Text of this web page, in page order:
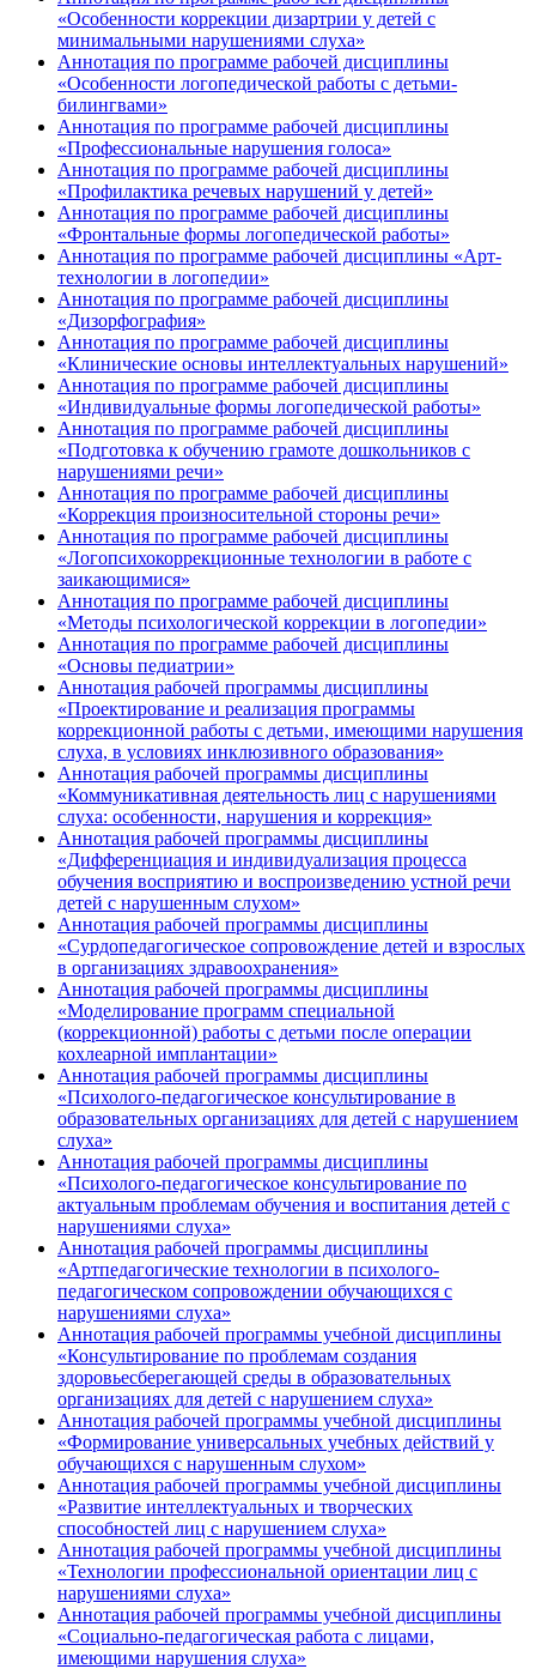
«Особенности коррекции дизартрии у детей с
минимальными нарушениями слуха»
Аннотация по программе рабочей дисциплины
«Особенности логопедической работы с детьми-
билингвами»
Аннотация по программе рабочей дисциплины
«Профессиональные нарушения голоса»
Аннотация по программе рабочей дисциплины
«Профилактика речевых нарушений у детей»
Аннотация по программе рабочей дисциплины
«Фронтальные формы логопедической работы»
Аннотация по программе рабочей дисциплины «Арт-
технологии в логопедии»
Аннотация по программе рабочей дисциплины
«Дизорфография»
Аннотация по программе рабочей дисциплины
«Клинические основы интеллектуальных нарушений»
Аннотация по программе рабочей дисциплины
«Индивидуальные формы логопедической работы»
Аннотация по программе рабочей дисциплины
«Подготовка к обучению грамоте дошкольников с
нарушениями речи»
Аннотация по программе рабочей дисциплины
«Коррекция произносительной стороны речи»
Аннотация по программе рабочей дисциплины
«Логопсихокоррекционные технологии в работе с
заикающимися»
Аннотация по программе рабочей дисциплины
«Методы психологической коррекции в логопедии»
Аннотация по программе рабочей дисциплины
«Основы педиатрии»
Аннотация рабочей программы дисциплины
«Проектирование и реализация программы
коррекционной работы с детьми, имеющими нарушения
слуха, в условиях инклюзивного образования»
Аннотация рабочей программы дисциплины
«Коммуникативная деятельность лиц с нарушениями
слуха: особенности, нарушения и коррекция»
Аннотация рабочей программы дисциплины
«Дифференциация и индивидуализация процесса
обучения восприятию и воспроизведению устной речи
детей с нарушенным слухом»
Аннотация рабочей программы дисциплины
«Сурдопедагогическое сопровождение детей и взрослых
в организациях здравоохранения»
Аннотация рабочей программы дисциплины
«Моделирование программ специальной
(коррекционной) работы с детьми после операции
кохлеарной имплантации»
Аннотация рабочей программы дисциплины
«Психолого-педагогическое консультирование в
образовательных организациях для детей с нарушением
слуха»
Аннотация рабочей программы дисциплины
«Психолого-педагогическое консультирование по
актуальным проблемам обучения и воспитания детей с
нарушениями слуха»
Аннотация рабочей программы дисциплины
«Артпедагогические технологии в психолого-
педагогическом сопровождении обучающихся с
нарушениями слуха»
Аннотация рабочей программы учебной дисциплины
«Консультирование по проблемам создания
здоровьесберегающей среды в образовательных
организациях для детей с нарушением слуха»
Аннотация рабочей программы учебной дисциплины
«Формирование универсальных учебных действий у
обучающихся с нарушенным слухом»
Аннотация рабочей программы учебной дисциплины
«Развитие интеллектуальных и творческих
способностей лиц с нарушением слуха»
Аннотация рабочей программы учебной дисциплины
«Технологии профессиональной ориентации лиц с
нарушениями слуха»
Аннотация рабочей программы учебной дисциплины
«Социально-педагогическая работа с лицами,
имеющими нарушения слуха»